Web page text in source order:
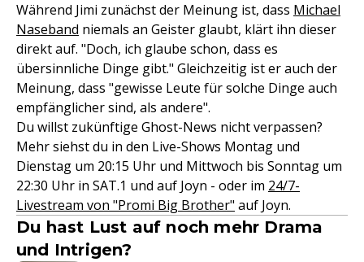
Während Jimi zunächst der Meinung ist, dass Michael
Naseband niemals an Geister glaubt, klärt ihn dieser
direkt auf. "Doch, ich glaube schon, dass es
übersinnliche Dinge gibt." Gleichzeitig ist er auch der
Meinung, dass "gewisse Leute für solche Dinge auch
empfänglicher sind, als andere".
Du willst zukünftige Ghost-News nicht verpassen?
Mehr siehst du in den Live-Shows Montag und
Dienstag um 20:15 Uhr und Mittwoch bis Sonntag um
22:30 Uhr in SAT.1 und auf Joyn - oder im 24/7-
Livestream von "Promi Big Brother" auf Joyn.
Du hast Lust auf noch mehr Drama
und Intrigen?